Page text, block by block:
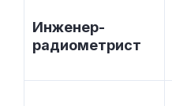
Инженер-
радиометрист